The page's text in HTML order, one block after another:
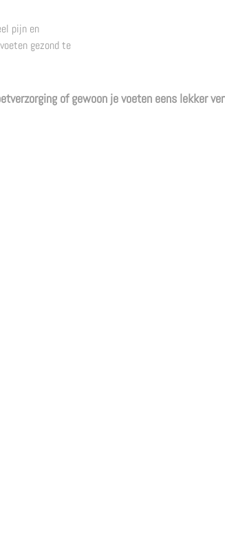
pijn en
gezond te
of gewoon je voeten eens lekker